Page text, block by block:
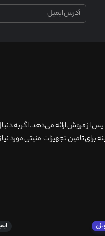
پس از فروش ارائه می‌دهد. اگر به
برای تامین تجهیزات امنیتی مورد